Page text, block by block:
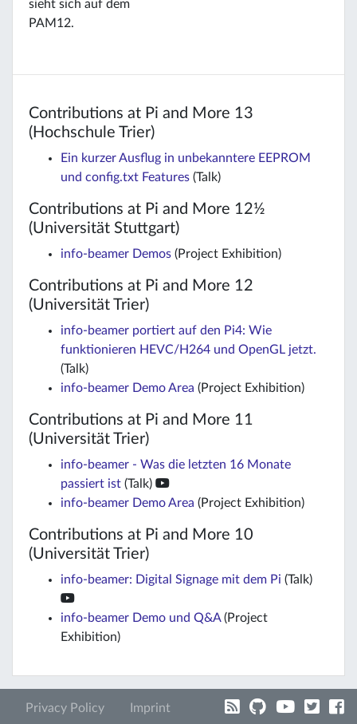
sieht sich auf dem
PAM12.
Contributions at Pi and More 13
(Hochschule Trier)
Ein kurzer Ausflug in unbekanntere EEPROM
und config.txt Features (Talk)
Contributions at Pi and More 12½
(Universität Stuttgart)
info-beamer Demos (Project Exhibition)
Contributions at Pi and More 12
(Universität Trier)
info-beamer portiert auf den Pi4: Wie
funktionieren HEVC/H264 und OpenGL jetzt.
(Talk)
info-beamer Demo Area (Project Exhibition)
Contributions at Pi and More 11
(Universität Trier)
info-beamer - Was die letzten 16 Monate
passiert ist (Talk)
info-beamer Demo Area (Project Exhibition)
Contributions at Pi and More 10
(Universität Trier)
info-beamer: Digital Signage mit dem Pi (Talk)
info-beamer Demo und Q&A(Project
Exhibition)
Privacy Policy Imprint